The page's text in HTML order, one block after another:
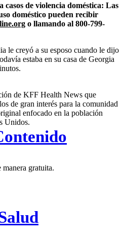
de violencia doméstica: Las
doméstico pueden recibir
o llamando al 800-799-
le creyó a su esposo cuando le dijo
estaba en su casa de Georgia
de KFF Health News que
de gran interés para la comunidad
enfocado en la población
Unidos.
manera gratuita.